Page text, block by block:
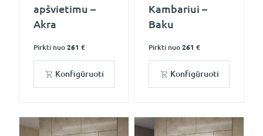
apšvietimu –
Akra
Pirkti nuo 261 €
Konfigūruoti
Kambariui –
Baku
Pirkti nuo 261 €
Konfigūruoti